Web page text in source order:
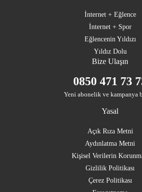
İnternet + Eğlence
İnternet + Spor
Eğlencenin Yıldızı
Yıldız Dolu
Bize Ulaşın
0850 471 73
Yeni abonelik ve kampanya
Yasal
Açık Rıza Metni
Aydınlatma Metni
Kişisel Verilerin
Gizlilik Politikası
Çerez Politikası